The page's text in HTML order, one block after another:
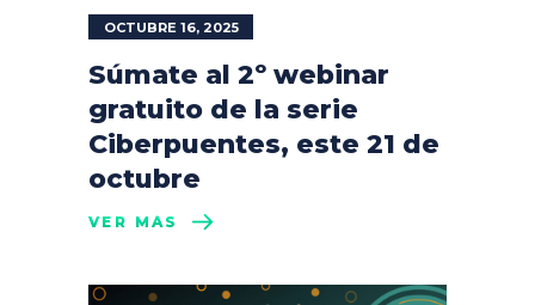
OCTUBRE 16, 2025
Súmate al 2º webinar
gratuito de la serie
Ciberpuentes, este 21 de
octubre
VER MÁS